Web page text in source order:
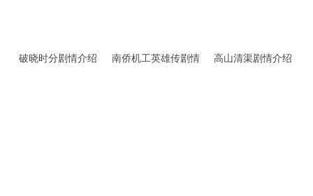
破晓时分剧情介绍
南侨机工英雄传剧情
高山清渠剧情介绍